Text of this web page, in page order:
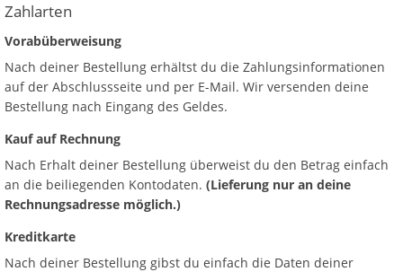
Zahlarten
Vorabüberweisung
Nach deiner Bestellung erhältst du die Zahlungsinformationen
auf der Abschlussseite und per E-Mail. Wir versenden deine
Bestellung nach Eingang des Geldes.
Kauf auf Rechnung
Nach Erhalt deiner Bestellung überweist du den Betrag einfach
an die beiliegenden Kontodaten. (Lieferung nur an deine
Rechnungsadresse möglich.)
Kreditkarte
Nach deiner Bestellung gibst du einfach die Daten deiner